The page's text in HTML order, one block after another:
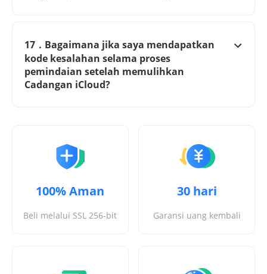
17．Bagaimana jika saya mendapatkan
kode kesalahan selama proses
pemindaian setelah memulihkan
Cadangan iCloud?
100% Aman
Beli melalui SSL 256-bit
30 hari
Garansi uang kembali